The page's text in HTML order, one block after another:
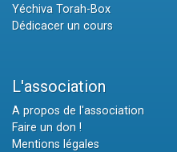
Yéchiva Torah-Box
Dédicacer un cours
L'association
A propos de l'association
Faire un don !
Mentions légales